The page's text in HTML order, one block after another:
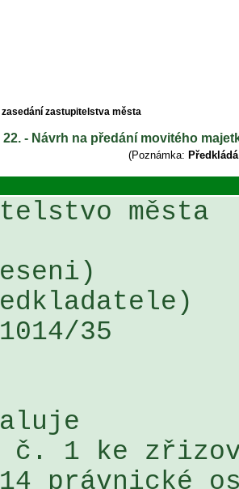
zasedání zastupitelstva města
22. - Návrh na předání movitého
(Poznámka:
města
35
č. 1 ke
právnické